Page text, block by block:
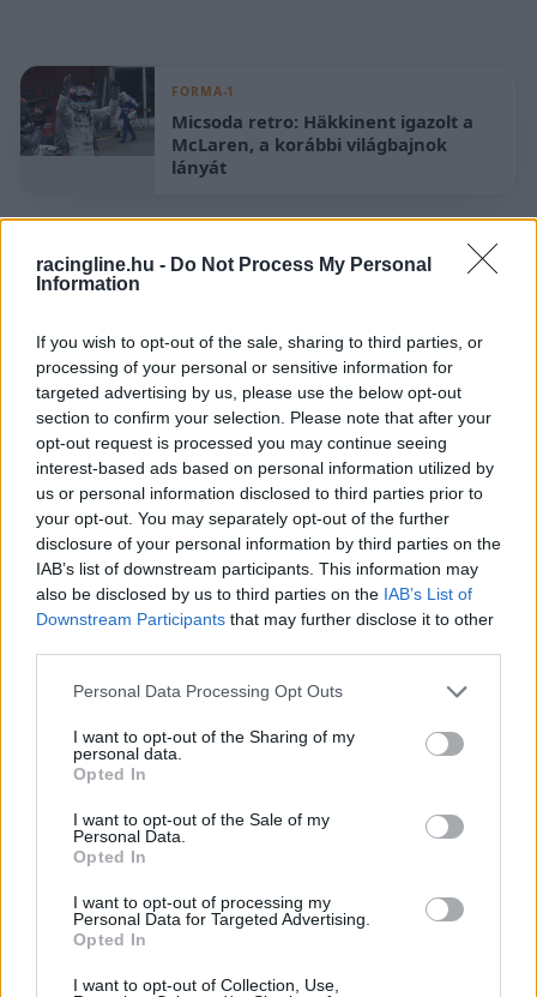
racingline.hu - Do Not Process My Personal
Information
If you wish to opt-out of the sale, sharing to third parties, or
processing of your personal or sensitive information for
targeted advertising by us, please use the below opt-out
section to confirm your selection. Please note that after your
opt-out request is processed you may continue seeing
interest-based ads based on personal information utilized by
us or personal information disclosed to third parties prior to
your opt-out. You may separately opt-out of the further
disclosure of your personal information by third parties on the
IAB’s list of downstream participants. This information may
also be disclosed by us to third parties on the IAB’s List of
Downstream Participants that may further disclose it to other
Please note that this website/app uses one or more Google
not limited to your visit or usage behaviour. You may click to
grant or deny consent to Google and its third-party tags to
use your data for below specified purposes in below Google
consent section.
Personal Data Processing Opt Outs
I want to opt-out of the Sharing of my
personal data.
Opted In
I want to opt-out of the Sale of my
Personal Data.
Opted In
I want to opt-out of processing my
Personal Data for Targeted Advertising.
Opted In
I want to opt-out of Collection, Use,
FORMA-1
Micsoda retro: Häkkinent igazolt a
McLaren, a korábbi világbajnok
lányát
„A McLaren Racing örömmel üdvözli a Forma–2
két vezető pilótáját, az idei bajnok Leonardo
Fornarolit és a korábbi bajnoki esélyes, szintén
élmezőnyben versenyző Richard Verschoort,
valamint a bizonyított gokartbajnokot, Christian
Costoyát a McLaren Racing pilótaprogramjában.
Mindhárom tehetséges pilóta nagyszerű
versenyzési készségeket mutatott, több
futamgyőzelemmel és figyelemre méltó
teljesítménnyel saját bajnokságában. Christian
érkezésével, aki a programban régóta részt vevő
versenyzőnk is van” – olvashatók a McLaren
közleményében Alessandro Alunni Bravi üzleti
ügyekért felelős vezetőj szavai.
„Kulcsfontosságú prioritás számunkra, hogy
tovább fejlesszük a tehetség-utánpótlást, és
lehetőségeket biztosítsunk növekvő